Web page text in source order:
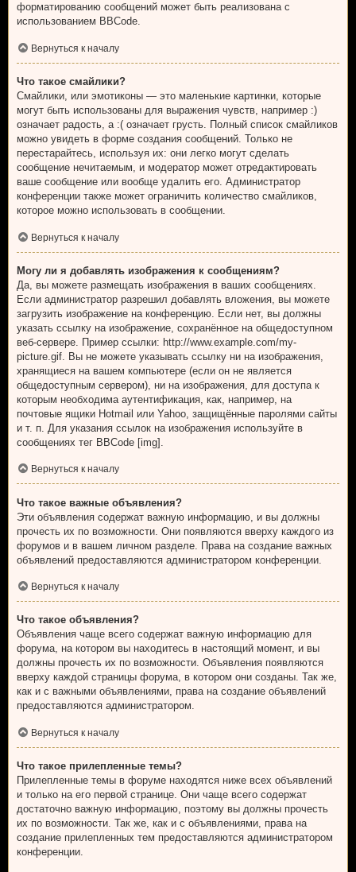
форматированию сообщений может быть реализована с
использованием BBCode.
Вернуться к началу
Что такое смайлики?
Смайлики, или эмотиконы — это маленькие картинки, которые
могут быть использованы для выражения чувств, например :)
означает радость, а :( означает грусть. Полный список смайликов
можно увидеть в форме создания сообщений. Только не
перестарайтесь, используя их: они легко могут сделать
сообщение нечитаемым, и модератор может отредактировать
ваше сообщение или вообще удалить его. Администратор
конференции также может ограничить количество смайликов,
которое можно использовать в сообщении.
Вернуться к началу
Могу ли я добавлять изображения к сообщениям?
Да, вы можете размещать изображения в ваших сообщениях.
Если администратор разрешил добавлять вложения, вы можете
загрузить изображение на конференцию. Если нет, вы должны
указать ссылку на изображение, сохранённое на общедоступном
веб-сервере. Пример ссылки: http://www.example.com/my-
picture.gif. Вы не можете указывать ссылку ни на изображения,
хранящиеся на вашем компьютере (если он не является
общедоступным сервером), ни на изображения, для доступа к
которым необходима аутентификация, как, например, на
почтовые ящики Hotmail или Yahoo, защищённые паролями сайты
и т. п. Для указания ссылок на изображения используйте в
сообщениях тег BBCode [img].
Вернуться к началу
Что такое важные объявления?
Эти объявления содержат важную информацию, и вы должны
прочесть их по возможности. Они появляются вверху каждого из
форумов и в вашем личном разделе. Права на создание важных
объявлений предоставляются администратором конференции.
Вернуться к началу
Что такое объявления?
Объявления чаще всего содержат важную информацию для
форума, на котором вы находитесь в настоящий момент, и вы
должны прочесть их по возможности. Объявления появляются
вверху каждой страницы форума, в котором они созданы. Так же,
как и с важными объявлениями, права на создание объявлений
предоставляются администратором.
Вернуться к началу
Что такое прилепленные темы?
Прилепленные темы в форуме находятся ниже всех объявлений
и только на его первой странице. Они чаще всего содержат
достаточно важную информацию, поэтому вы должны прочесть
их по возможности. Так же, как и с объявлениями, права на
создание прилепленных тем предоставляются администратором
конференции.